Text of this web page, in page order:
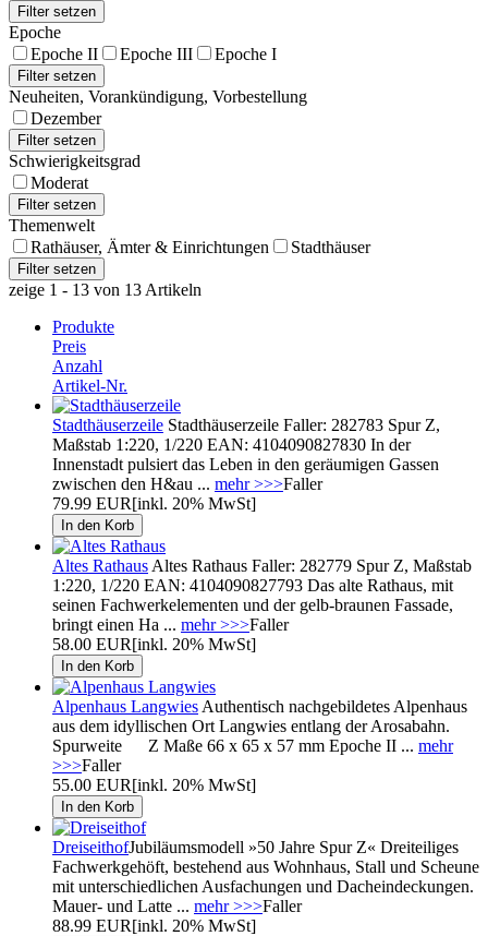
Epoche
Epoche II
Epoche III Epoche I
Neuheiten, Vorankündigung, Vorbestellung
Dezember
Schwierigkeitsgrad
Moderat
Themenwelt
Rathäuser, Ämter & Einrichtungen
Stadthäuser
zeige 1 - 13 von 13 Artikeln
Produkte
Preis
Anzahl
Artikel-Nr.
Stadthäuserzeile Stadthäuserzeile Faller: 282783 Spur Z,
Maßstab 1:220, 1/220 EAN: 4104090827830 In der
Innenstadt pulsiert das Leben in den geräumigen Gassen
zwischen den H&au ... mehr >>>Faller
79.99 EUR[inkl. 20% MwSt]
Altes Rathaus Altes Rathaus Faller: 282779 Spur Z, Maßstab
1:220, 1/220 EAN: 4104090827793 Das alte Rathaus, mit
seinen Fachwerkelementen und der gelb-braunen Fassade,
bringt einen Ha ... mehr >>>Faller
58.00 EUR[inkl. 20% MwSt]
Alpenhaus Langwies Authentisch nachgebildetes Alpenhaus
aus dem idyllischen Ort Langwies entlang der Arosabahn.
Spurweite Z Maße 66 x 65 x 57 mm Epoche II ... mehr
>>>Faller
55.00 EUR[inkl. 20% MwSt]
DreiseithofJubiläumsmodell »50 Jahre Spur Z« Dreiteiliges
Fachwerkgehöft, bestehend aus Wohnhaus, Stall und Scheune
mit unterschiedlichen Ausfachungen und Dacheindeckungen.
Mauer- und Latte ... mehr >>>Faller
88.99 EUR[inkl. 20% MwSt]